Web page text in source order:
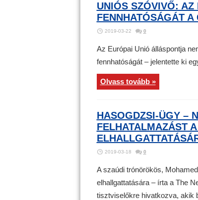
UNIÓS SZÓVIVŐ:
FENNHATÓSÁGÁT
2019-03-22 0
Az Európai Unió álláspontja
fennhatóságát – jelentette ki
Olvass tovább »
HASOGDZSI-ÜGY –
FELHATALMAZÁST
2019-03-18 0
A szaúdi trónörökös,
elhallgattatására – írta a The
tisztviselőkre hivatkozva, akik